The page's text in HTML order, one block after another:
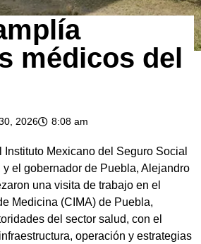
médicos del
2026 8:08 am
Instituto Mexicano del Seguro Social
el gobernador de Puebla, Alejandro
una visita de trabajo en el
Medicina (CIMA) de Puebla,
del sector salud, con el
operación y estrategias